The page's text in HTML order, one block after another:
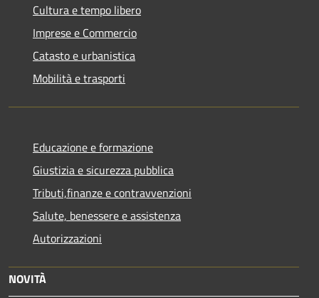
Cultura e tempo libero
Imprese e Commercio
Catasto e urbanistica
Mobilità e trasporti
Educazione e formazione
Giustizia e sicurezza pubblica
Tributi,finanze e contravvenzioni
Salute, benessere e assistenza
Autorizzazioni
NOVITÀ